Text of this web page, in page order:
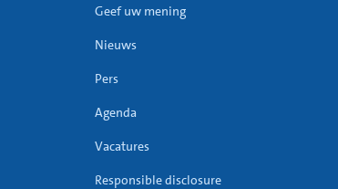
Geef uw mening
Nieuws
Pers
Agenda
Vacatures
Responsible disclosure